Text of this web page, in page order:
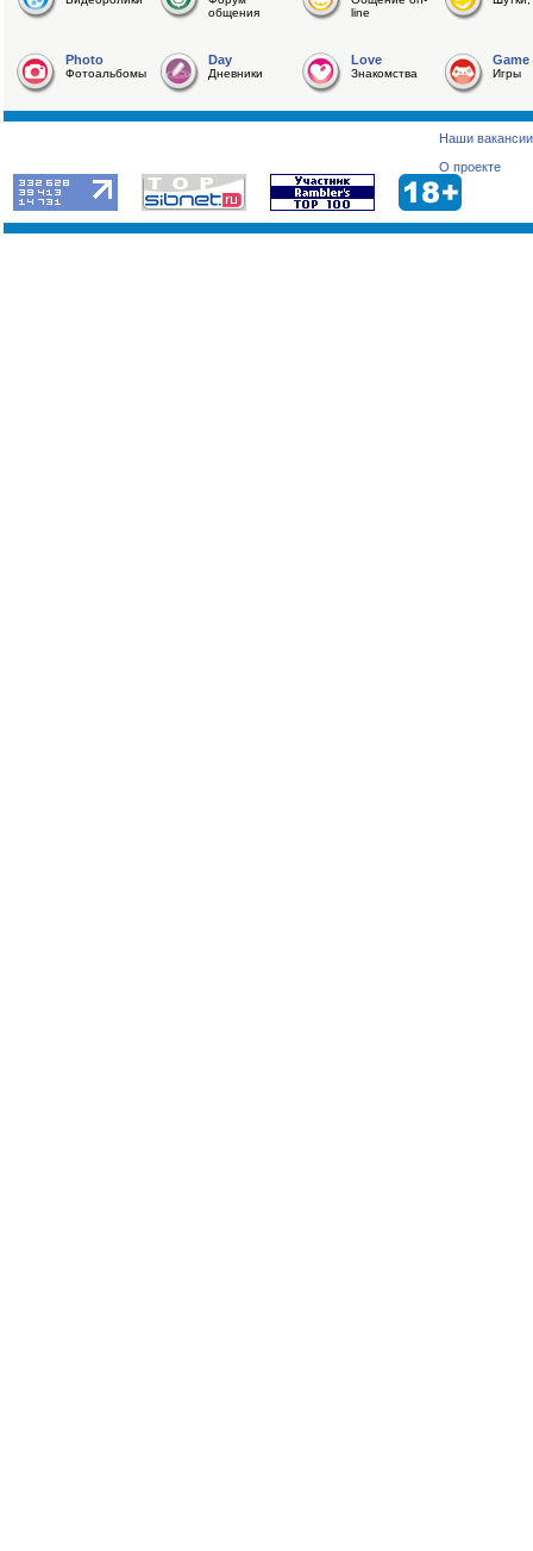
общения
line
Photo
Фотоальбомы
Day
Дневники
Love
Знакомства
Game
Игры
Наши вакансии
О проекте